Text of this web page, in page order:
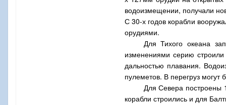
водоизмещении, получали
С 30-х годов корабли
орудиями.
Для Тихого океана
изменениями серию
дальностью плавания.
пулеметов. В перегруз могут
Для Севера построены
корабли строились и для